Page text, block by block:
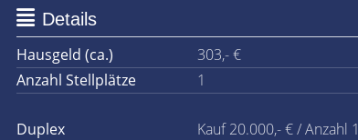
Details
Hausgeld (ca.)
303,- €
Anzahl Stellplätze
1
Duplex Kauf 20.000,- € / Anzahl 1